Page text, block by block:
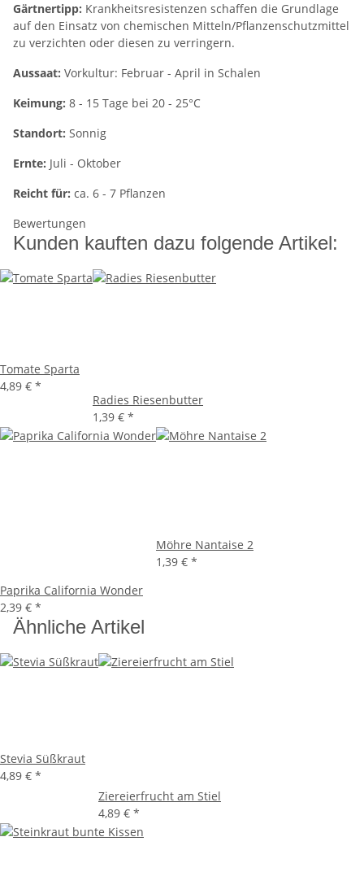
Gärtnertipp: Krankheitsresistenzen schaffen die Grundlage
auf den Einsatz von chemischen Mitteln/Pflanzenschutzmittel
zu verzichten oder diesen zu verringern.
Aussaat: Vorkultur: Februar - April in Schalen
Keimung: 8 - 15 Tage bei 20 - 25°C
Standort: Sonnig
Ernte: Juli - Oktober
Reicht für: ca. 6 - 7 Pflanzen
Bewertungen
Kunden kauften dazu folgende Artikel:
Tomate Sparta
4,89 € *
Radies Riesenbutter
1,39 € *
Paprika California Wonder
2,39 € *
Möhre Nantaise 2
1,39 € *
Ähnliche Artikel
Stevia Süßkraut
4,89 € *
Ziereierfrucht am Stiel
4,89 € *